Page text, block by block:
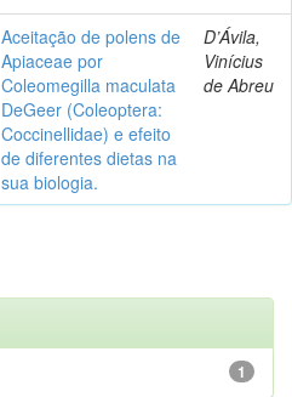
Aceitação de polens de
Apiaceae por
Coleomegilla maculata
DeGeer (Coleoptera:
Coccinellidae) e efeito
de diferentes dietas na
sua biologia.
D’Ávila,
Vinícius
de Abreu
1